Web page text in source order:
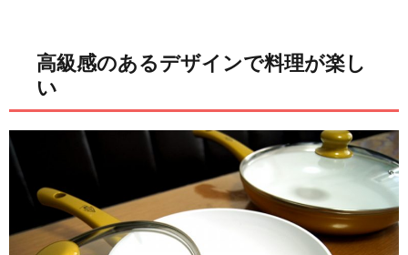
高級感のあるデザインで料理が楽し
い